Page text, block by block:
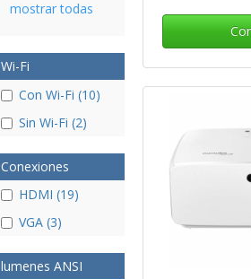
mostrar todas
Wi-Fi
Con Wi-Fi (10)
Sin Wi-Fi (2)
Conexiones
HDMI (19)
VGA (3)
lumenes ANSI